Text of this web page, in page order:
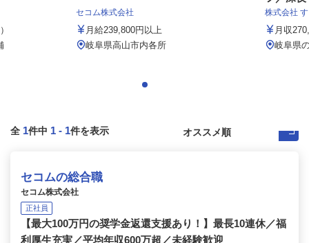
セコム株式会社
月給239,800円以上
岐阜県高山市内各所
株式会社
月収
岐阜県
全 1件中 1 - 1件を表示
セコムの総合職
セコム株式会社
正社員
【最大100万円の奨学金返還支援あり！】最長10連休／福
利厚生充実／平均年収600万超／未経験歓迎